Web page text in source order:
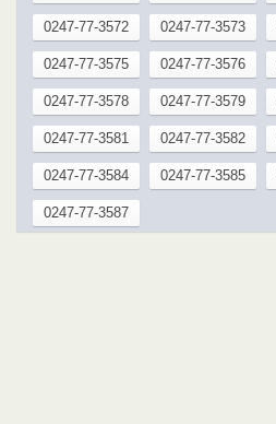
0247-77-3572 0247-77-3573
0247-77-3575 0247-77-3576
0247-77-3578 0247-77-3579
0247-77-3581 0247-77-3582
0247-77-3584 0247-77-3585
0247-77-3587